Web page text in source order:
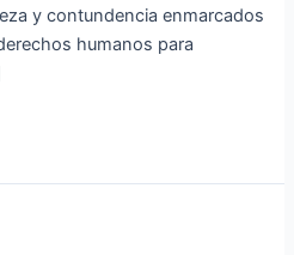
y contundencia enmarcados
humanos para